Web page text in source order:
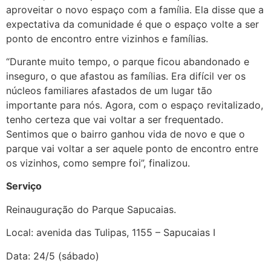
aproveitar o novo espaço com a família. Ela disse que a
expectativa da comunidade é que o espaço volte a ser
ponto de encontro entre vizinhos e famílias.
“Durante muito tempo, o parque ficou abandonado e
inseguro, o que afastou as famílias. Era difícil ver os
núcleos familiares afastados de um lugar tão
importante para nós. Agora, com o espaço revitalizado,
tenho certeza que vai voltar a ser frequentado.
Sentimos que o bairro ganhou vida de novo e que o
parque vai voltar a ser aquele ponto de encontro entre
os vizinhos, como sempre foi”, finalizou.
Serviço
Reinauguração do Parque Sapucaias.
Local: avenida das Tulipas, 1155 – Sapucaias I
Data: 24/5 (sábado)